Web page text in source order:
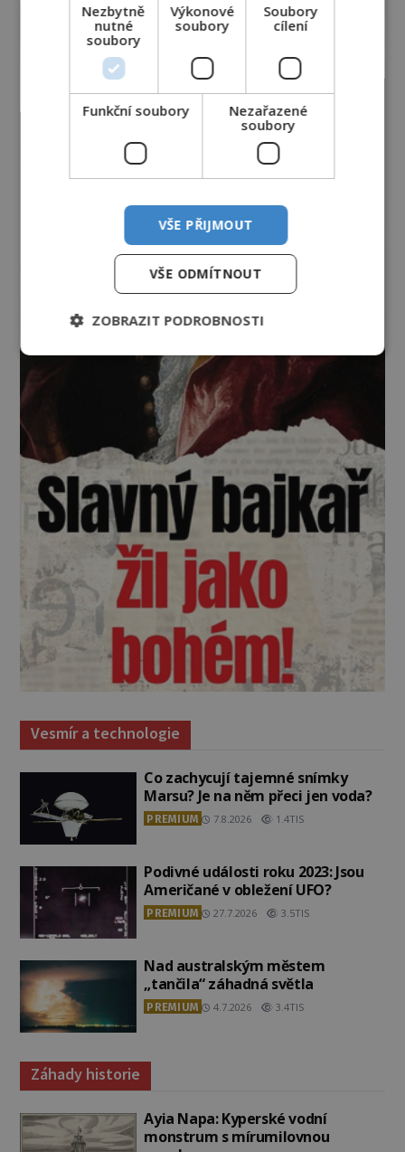
Vesmír a technologie
Co zachycují tajemné snímky
Marsu? Je na něm přeci jen voda?
PREMIUM 7.8.2026 1.4TIS
Podivné události roku 2023: Jsou
Američané v obležení UFO?
PREMIUM 27.7.2026 3.5TIS
Nad australským městem
„tančila“ záhadná světla
PREMIUM 4.7.2026 3.4TIS
Záhady historie
Ayia Napa: Kyperské vodní
monstrum s mírumilovnou
Nezbytně
nutné
soubory
Výkonové
soubory
Soubory
cílení
Funkční soubory
Nezařazené
soubory
VŠE PŘIJMOUT
VŠE ODMÍTNOUT
ZOBRAZIT PODROBNOSTI